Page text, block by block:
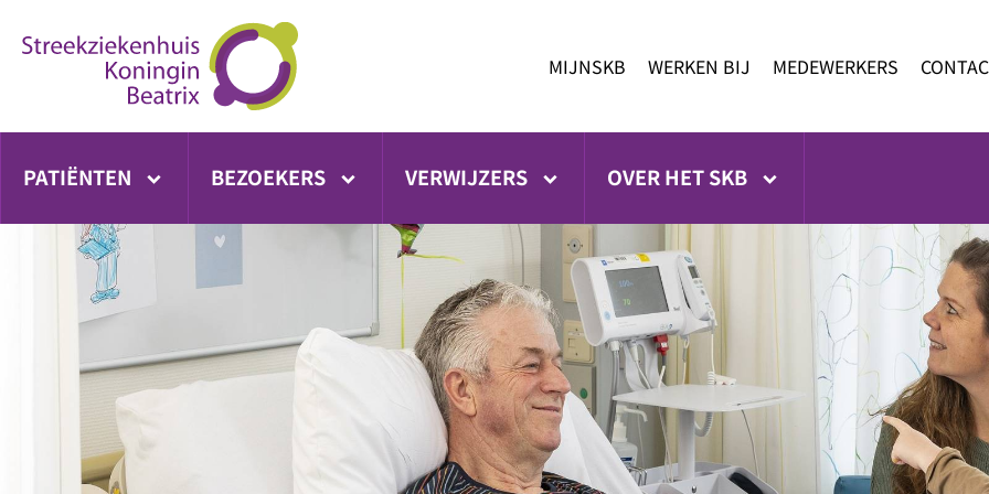
direct
MIJNSKB WERKEN BIJ MEDEWERKERS
PATIËNTEN BEZOEKERS VERWIJZERS OVER HET SKB